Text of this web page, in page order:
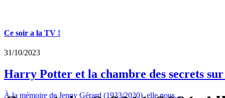
Ce soir a la TV !
31/10/2023
Harry Potter et la chambre des secrets
À la mémoire de Jenny Gérard (1933/2020), elle nous...